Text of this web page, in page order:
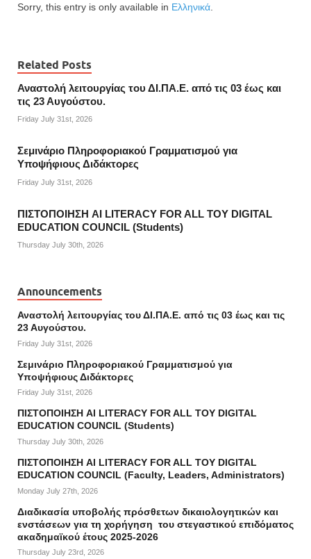
Sorry, this entry is only available in Ελληνικά
Related Posts
Αναστολή λειτουργίας του ΔΙ.ΠΑ.Ε. από τις 03 έως και
τις 23 Αυγούστου.
Friday July 31st, 2026
Σεμινάριο Πληροφοριακού Γραμματισμού για
Υποψήφιους Διδάκτορες
Friday July 31st, 2026
ΠΙΣΤΟΠΟΙΗΣΗ AI LITERACY FOR ALL ΤΟΥ DIGITAL
EDUCATION COUNCIL (Students)
Thursday July 30th, 2026
Announcements
Αναστολή λειτουργίας του ΔΙ.ΠΑ.Ε. από τις 03 έως και τις
23 Αυγούστου.
Friday July 31st, 2026
Σεμινάριο Πληροφοριακού Γραμματισμού για
Υποψήφιους Διδάκτορες
Friday July 31st, 2026
ΠΙΣΤΟΠΟΙΗΣΗ AI LITERACY FOR ALL ΤΟΥ DIGITAL
EDUCATION COUNCIL (Students)
Thursday July 30th, 2026
ΠΙΣΤΟΠΟΙΗΣΗ AI LITERACY FOR ALL ΤΟΥ DIGITAL
EDUCATION COUNCIL (Faculty, Leaders, Administrators)
Monday July 27th, 2026
Διαδικασία υποβολής πρόσθετων δικαιολογητικών και
ενστάσεων για τη χορήγηση του στεγαστικού επιδόματος
ακαδημαϊκού έτους 2025-2026
Thursday July 23rd, 2026